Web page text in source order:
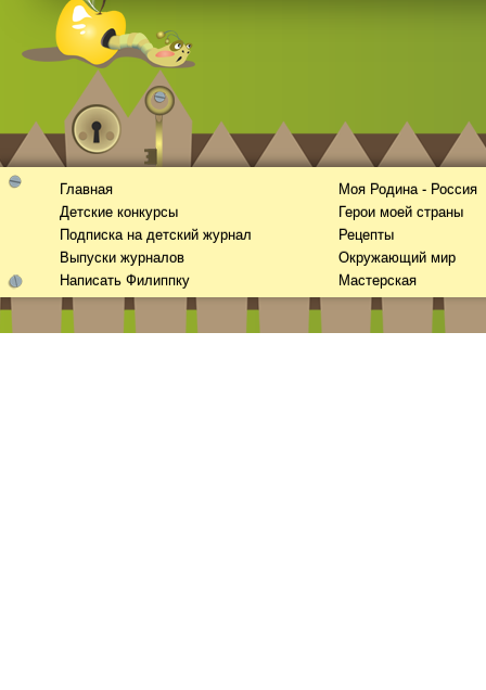
Главная
Детские конкурсы
Подписка на детский журнал
Выпуски журналов
Написать Филиппку
Моя Родина - Россия
Герои моей страны
Рецепты
Окружающий мир
Мастерская